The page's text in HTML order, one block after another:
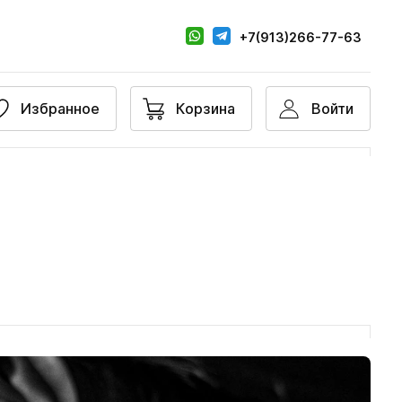
+7(913)266-77-63
Избранное Корзина Войти